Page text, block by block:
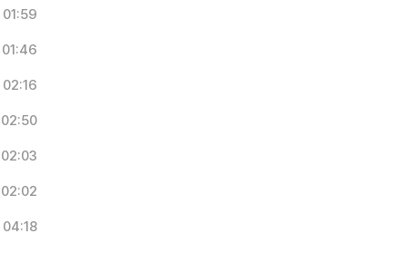
01:59
01:46
02:16
02:50
02:03
02:02
04:18